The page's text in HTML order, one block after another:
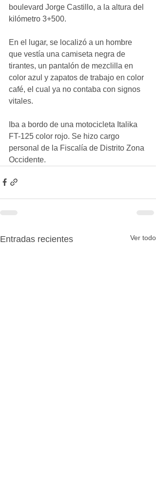
boulevard Jorge Castillo, a la altura del
kilómetro 3+500.
En el lugar, se localizó a un hombre
que vestía una camiseta negra de
tirantes, un pantalón de mezclilla en
color azul y zapatos de trabajo en color
café, el cual ya no contaba con signos
vitales.
Iba a bordo de una motocicleta Italika
FT-125 color rojo. Se hizo cargo
personal de la Fiscalía de Distrito Zona
Occidente.
Entradas recientes Ver todo